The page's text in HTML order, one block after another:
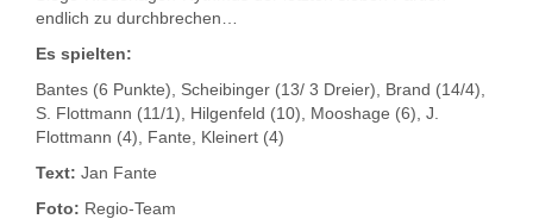
endlich zu durchbrechen…
Es spielten:
Bantes (6 Punkte), Scheibinger (13/ 3 Dreier), Brand (14/4),
S. Flottmann (11/1), Hilgenfeld (10), Mooshage (6), J.
Flottmann (4), Fante, Kleinert (4)
Text: Jan Fante
Foto: Regio-Team